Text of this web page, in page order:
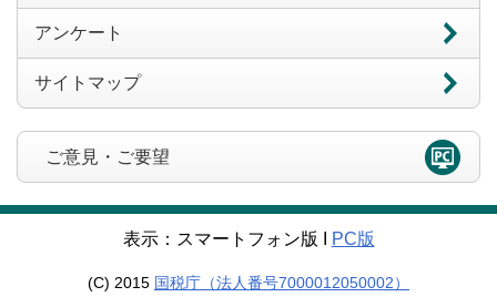
アンケート
サイトマップ
ご意見・ご要望
表示：スマートフォン版 Ι PC版
(C) 2015 国税庁（法人番号7000012050002）